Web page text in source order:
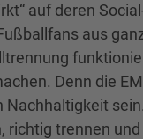
auf deren
aus
Denn die EM
Nachhaltigkeit
richtig trennen und